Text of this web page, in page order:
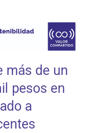
más de un
pesos en
a